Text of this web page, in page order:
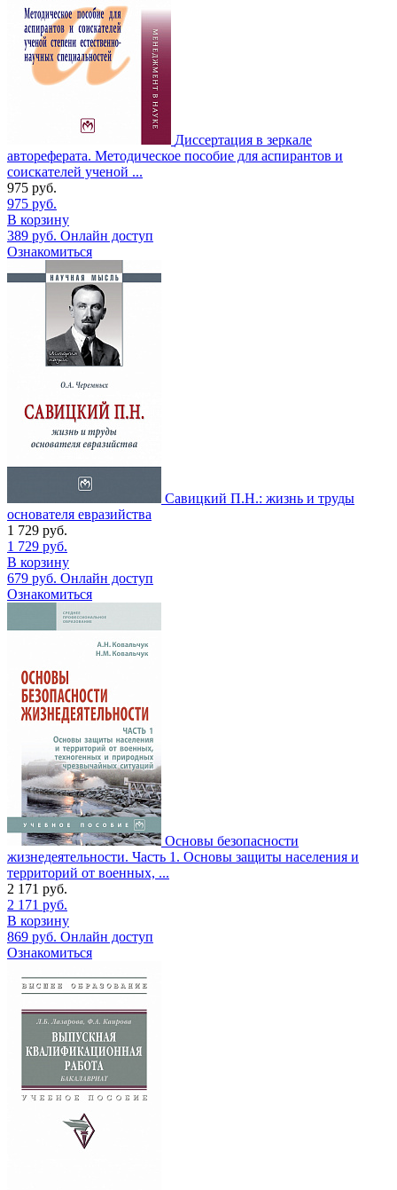
Диссертация в зеркале
автореферата. Методическое пособие для аспирантов и
соискателей ученой ...
975 руб.
975 руб.
В корзину
389 руб. Онлайн доступ
Ознакомиться
Савицкий П.Н.: жизнь и труды
основателя евразийства
1 729 руб.
1 729 руб.
В корзину
679 руб. Онлайн доступ
Ознакомиться
Основы безопасности
жизнедеятельности. Часть 1. Основы защиты населения и
территорий от военных, ...
2 171 руб.
2 171 руб.
В корзину
869 руб. Онлайн доступ
Ознакомиться